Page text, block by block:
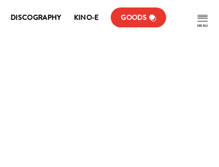
DISCOGRAPHY KINO-E GOODS
MENU